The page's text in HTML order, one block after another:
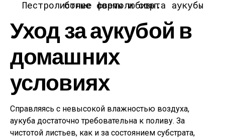
Пестролистные формы и сорта аукубы более светолюбивы.
Уход за аукубой в
домашних
условиях
Справляясь с невысокой влажностью воздуха,
аукуба достаточно требовательна к поливу. За
чистотой листьев, как и за состоянием субстрата,